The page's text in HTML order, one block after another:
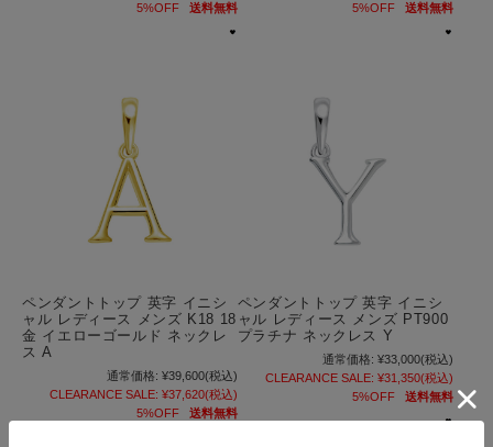
5%OFF
送料無料
5%OFF
送料無料
ペンダントトップ 英字 イニシ
ャル レディース メンズ K18 18
金 イエローゴールド ネックレ
ス A
通常価格: ¥39,600(税込)
CLEARANCE SALE: ¥37,620(税込)
5%OFF
送料無料
ペンダントトップ 英字 イニシ
ャル レディース メンズ PT900
プラチナ ネックレス Y
通常価格: ¥33,000(税込)
CLEARANCE SALE: ¥31,350(税込)
5%OFF
送料無料